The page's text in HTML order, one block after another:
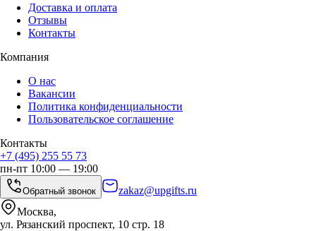
Доставка и оплата
Отзывы
Контакты
Компания
О нас
Вакансии
Политика конфиденциальности
Пользовательское соглашение
Контакты
+7 (495) 255 55 73
пн-пт 10:00 — 19:00
Обратный звонок
zakaz@upgifts.ru
Москва,
ул. Рязанский проспект, 10 стр. 18